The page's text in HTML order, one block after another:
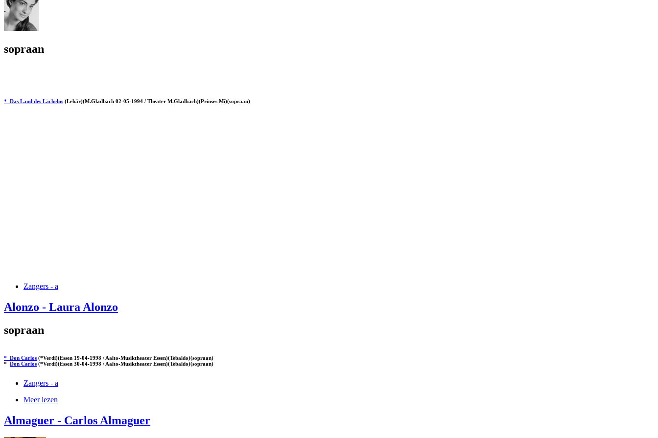
sopraan
* Das Land des Lächelns (Lehár)(M.Gladbach 02-05-1994 / Theater M.Gladbach)(Prinses Mi)(sopraan)
Zangers - a
Alonzo - Laura Alonzo
sopraan
* Don Carlos (*Verdi)(Essen 19-04-1998 / Aalto-Musiktheater Essen)(Tebaldo)(sopraan)
* Don Carlos (*Verdi)(Essen 30-04-1998 / Aalto-Musiktheater Essen)(Tebaldo)(sopraan)
Zangers - a
Meer lezen
Almaguer - Carlos Almaguer